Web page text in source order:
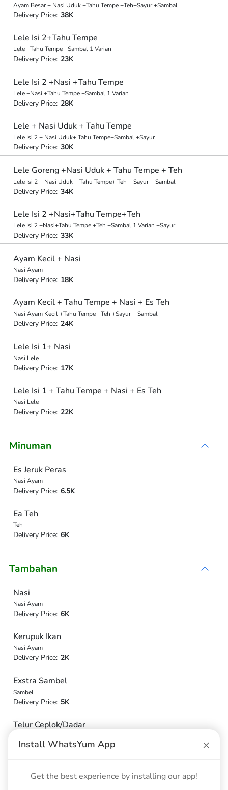
Ayam Besar + Nasi Uduk +Tahu Tempe +Teh+Sayur +Sambal
Delivery Price: 38K
Lele Isi 2+Tahu Tempe
Lele +Tahu Tempe +Sambal 1 Varian
Delivery Price: 23K
Lele Isi 2 +Nasi +Tahu Tempe
Lele +Nasi +Tahu Tempe +Sambal 1 Varian
Delivery Price: 28K
Lele + Nasi Uduk + Tahu Tempe
Lele Isi 2 + Nasi Uduk+ Tahu Tempe+Sambal +Sayur
Delivery Price: 30K
Lele Goreng +Nasi Uduk + Tahu Tempe + Teh
Lele Isi 2 + Nasi Uduk + Tahu Tempe+ Teh + Sayur + Sambal
Delivery Price: 34K
Lele Isi 2 +Nasi+Tahu Tempe+Teh
Lele Isi 2 +Nasi+Tahu Tempe +Teh +Sambal 1 Varian +Sayur
Delivery Price: 33K
Ayam Kecil + Nasi
Nasi Ayam
Delivery Price: 18K
Ayam Kecil + Tahu Tempe + Nasi + Es Teh
Nasi Ayam Kecil +Tahu Tempe +Teh +Sayur + Sambal
Delivery Price: 24K
Lele Isi 1+ Nasi
Nasi Lele
Delivery Price: 17K
Lele Isi 1 + Tahu Tempe + Nasi + Es Teh
Nasi Lele
Delivery Price: 22K
Minuman
Es Jeruk Peras
Nasi Ayam
Delivery Price: 6.5K
Ea Teh
Teh
Delivery Price: 6K
Tambahan
Nasi
Nasi Ayam
Delivery Price: 6K
Kerupuk Ikan
Nasi Ayam
Delivery Price: 2K
Exstra Sambel
Sambel
Delivery Price: 5K
Telur Ceplok/Dadar
Pilih Salah Satu (Ati, Ampela Dan Usus)
Delivery Price: 5K
Install WhatsYum App ×
Get the best experience by installing our app!